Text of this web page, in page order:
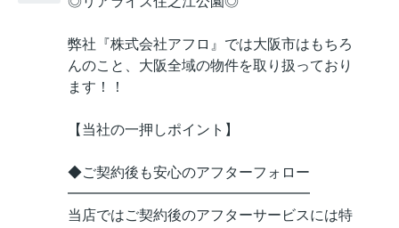
弊社『株式会社アフロ』では大阪市はもちろ
んのこと、大阪全域の物件を取り扱っており
ます！！
【当社の一押しポイント】
◆ご契約後も安心のアフターフォロー
━━━━━━━━━━━━━━━━━
当店ではご契約後のアフターサービスには特